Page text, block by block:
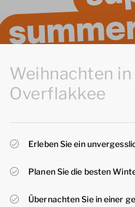
Weihnachten
Overflakkee
Erleben Sie ein
Planen Sie die besten
Übernachten Sie in einer